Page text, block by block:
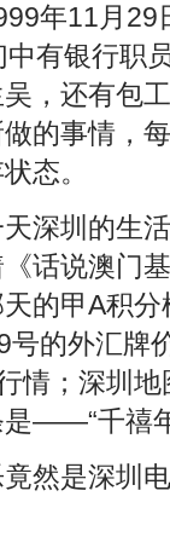
年11月29
有银行职
吴，还有
的事情，
态。
圳的生活
话说澳门
的甲A积
的外汇牌
情；深圳
——“千禧
是深圳电